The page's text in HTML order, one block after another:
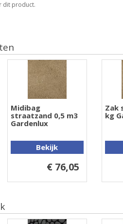
dit product.
Midibag
straatzand 0,5 m3
Gardenlux
Bekijk
€ 76,05
Zak
kg